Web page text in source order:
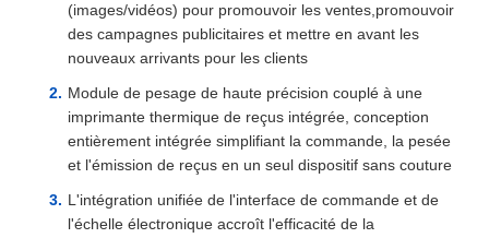
(images/vidéos) pour promouvoir les ventes,promouvoir
des campagnes publicitaires et mettre en avant les
nouveaux arrivants pour les clients
Module de pesage de haute précision couplé à une
imprimante thermique de reçus intégrée, conception
entièrement intégrée simplifiant la commande, la pesée
et l'émission de reçus en un seul dispositif sans couture
L'intégration unifiée de l'interface de commande et de
l'échelle électronique accroît l'efficacité de la